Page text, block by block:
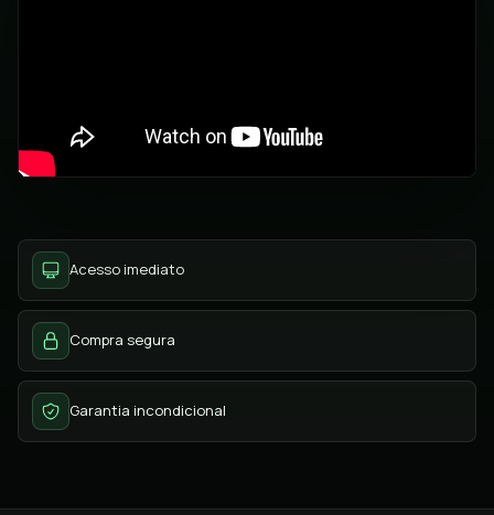
Acesso imediato
Compra segura
Garantia incondicional